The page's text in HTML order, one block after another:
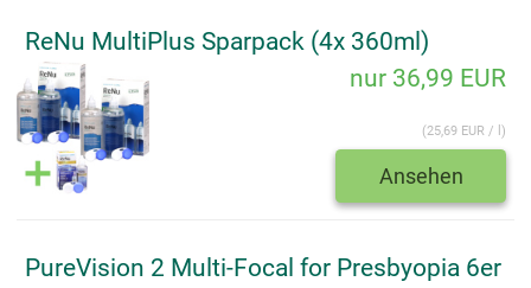
ReNu MultiPlus Sparpack (4x 360ml)
nur 36,99 EUR
(25,69 EUR / l)
Ansehen
PureVision 2 Multi-Focal for Presbyopia 6er